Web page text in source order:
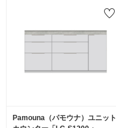
Pamouna（パモウナ）ユニット